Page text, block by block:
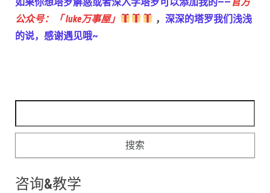
公众号：「 luke万事屋」
， 深深的塔罗我们浅浅
的说，感谢遇见哦~
咨询&教学